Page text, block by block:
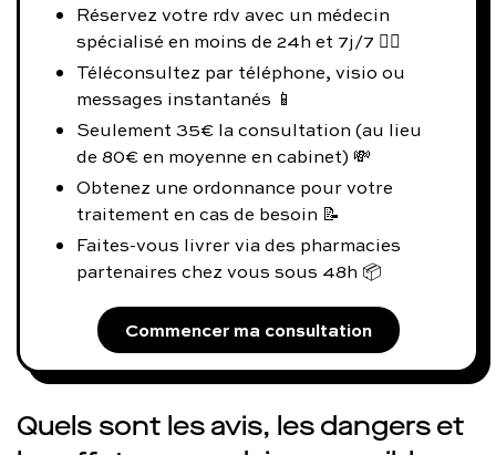
Réservez votre rdv avec un médecin
spécialisé en moins de 24h et 7j/7 👨‍⚕️
Téléconsultez par téléphone, visio ou
messages instantanés 📱
Seulement 35€ la consultation (au lieu
de 80€ en moyenne en cabinet) 💸
Obtenez une ordonnance pour votre
traitement en cas de besoin 📝
Faites-vous livrer via des pharmacies
partenaires chez vous sous 48h 📦
Commencer ma consultation
Quels sont les avis, les dangers et